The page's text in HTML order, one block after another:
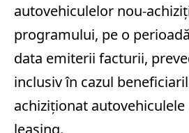
autovehiculelor nou-
programului, pe o
data emiterii facturii,
inclusiv în cazul
achiziționat
leasing.